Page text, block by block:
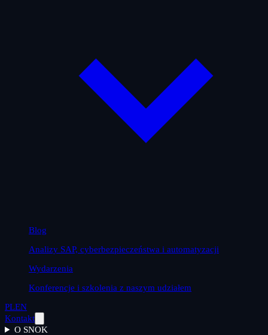
Blog
Analizy SAP, cyberbezpieczeństwa i automatyzacji
Wydarzenia
Konferencje i szkolenia z naszym udziałem
PLEN
Kontakt
O SNOK